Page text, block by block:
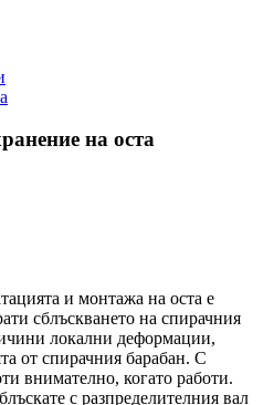
на оста
и монтажа на оста е
сблъскването на спирачния
локални деформации,
от спирачния барабан. С
внимателно, когато работи.
с разпределителния вал